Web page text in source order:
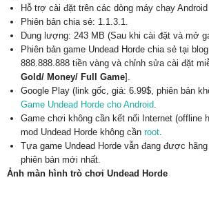
Hỗ trợ cài đặt trên các dòng máy chạy
Phiên bản chia sẻ: 1.1.3.1.
Dung lượng: 243 MB (Sau khi cài đặt và mở
Phiên bản game Undead Horde chia sẻ tại
888.888.888 tiền vàng và chỉnh sửa cài đặt
Gold/ Money/ Full Game].
Google Play (link gốc, giá: 6.99$, phiên bản
Game Undead Horde cho Android.
Game chơi không cần kết nối Internet (offline
mod Undead Horde không cần root.
Tựa game Undead Horde vẫn đang được
phiên bản mới nhất.
Ảnh màn hình trò chơi Undead Horde